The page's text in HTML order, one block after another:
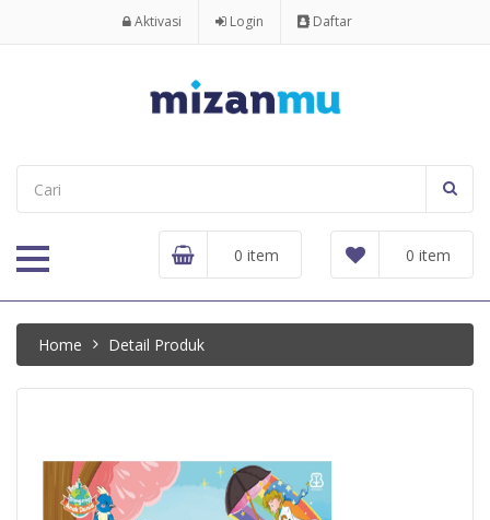
Aktivasi Login Daftar
0 item
0 item
Home Detail Produk